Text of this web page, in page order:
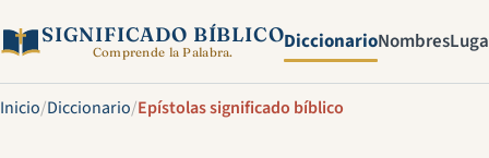
SIGNIFICADO BÍBLICO
Comprende la Palabra. DiccionarioNombres
Inicio/Diccionario/Epístolas significado bíblico